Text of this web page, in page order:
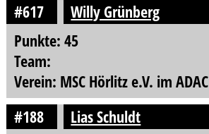
#617
Willy Grünberg
Punkte: 45
Team:
Verein: MSC Hörlitz e.V. im ADAC
#188
Lias Schuldt